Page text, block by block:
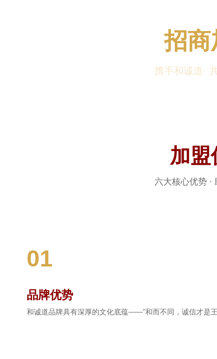
招商
携手和诚道·
加盟
六大核心优势 ·
01
品牌优势
和诚道品牌具有深厚的文化底蕴——"和而不同，诚信才是